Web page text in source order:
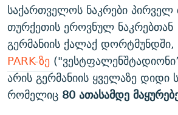
საქართველოს ნაკრები პირველ
თურქეთის ეროვნულ ნაკრებთან
გერმანიის ქალაქ დორტმუნდში,
PARK-ზე
არის გერმანიის ყველაზე დიდი
რომელიც 80 ათასამდე